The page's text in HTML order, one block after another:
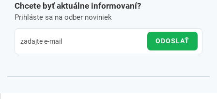
Chcete byť aktuálne informovaní?
Prihláste sa na odber noviniek
ODOSLAŤ